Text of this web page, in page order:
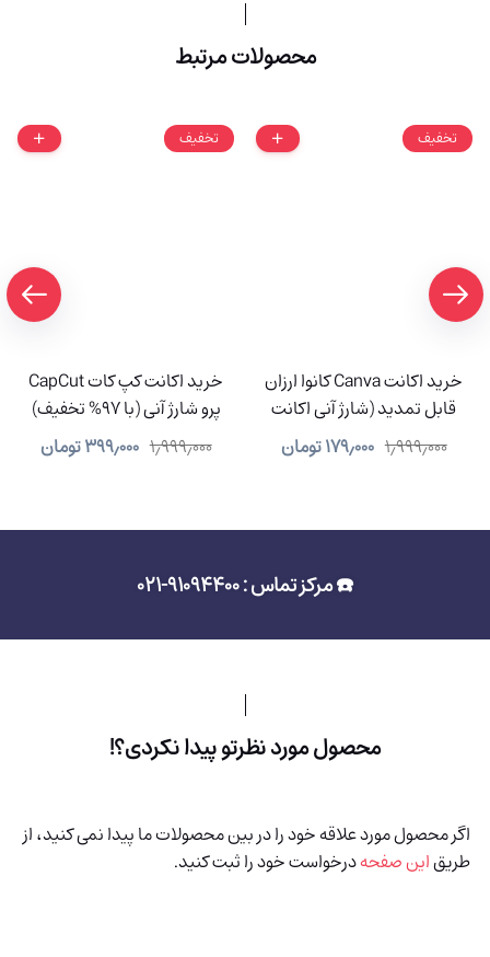
محصولات مرتبط
تخفیف
خرید اکانت Canva کانوا ارزان
قابل تمدید (شارژ آنی اکانت
شما) ۱٫۹۹۹٫۰۰۰ ۱۷۹٫۰۰۰تومان
تخفیف
خرید اکانت کپ کات CapCut
پرو شارژ آنی (با 97% تخفیف)
۱٫۹۹۹٫۰۰۰ ۳۹۹٫۰۰۰تومان
☎️ مرکز تماس : 91094400-021
محصول مورد نظرتو پیدا نکردی؟!
اگر محصول مورد علاقه خود را در بین محصولات ما پیدا نمی کنید، از
طریقاین صفحهدرخواست خود را ثبت کنید.